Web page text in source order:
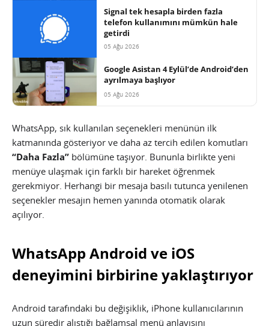
Signal tek hesapla birden fazla
telefon kullanımını mümkün hale
getirdi
05 Ağu 2026
Google Asistan 4 Eylül’de Android’den
ayrılmaya başlıyor
05 Ağu 2026
WhatsApp, sık kullanılan seçenekleri menünün ilk
katmanında gösteriyor ve daha az tercih edilen komutları
“Daha Fazla” bölümüne taşıyor. Bununla birlikte yeni
menüye ulaşmak için farklı bir hareket öğrenmek
gerekmiyor. Herhangi bir mesaja basılı tutunca yenilenen
seçenekler mesajın hemen yanında otomatik olarak
açılıyor.
WhatsApp Android ve iOS
deneyimini birbirine yaklaştırıyor
Android tarafındaki bu değişiklik, iPhone kullanıcılarının
uzun süredir alıştığı bağlamsal menü anlayışını